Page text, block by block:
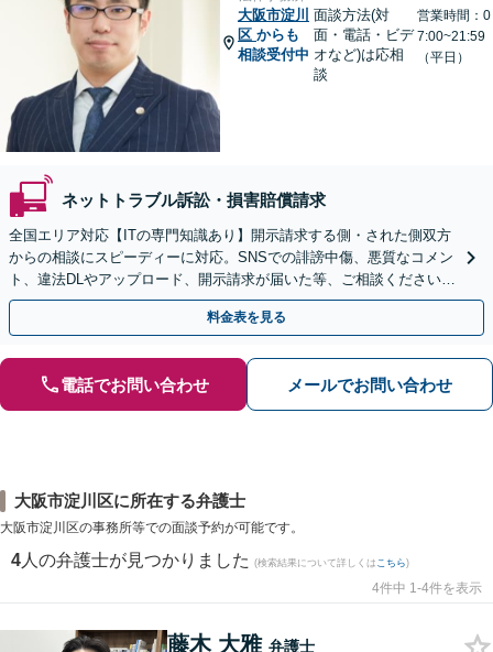
大阪市淀川
区 からも
相談受付中
面談方法(対
面・電話・ビデ
オなど)は応相
談
営業時間：0
7:00~21:59
（平日）
ネットトラブル訴訟・損害賠償請求
全国エリア対応【ITの専門知識あり】開示請求する側・された側双方
からの相談にスピーディーに対応。SNSでの誹謗中傷、悪質なコメン
ト、違法DLやアップロード、開示請求が届いた等、ご相談ください
【WEB面談OK&解決実績豊富】【千葉中央駅4分】
料金表を見る
電話でお問い合わせ メールでお問い合わせ
大阪市淀川区に所在する弁護士
大阪市淀川区の事務所等での面談予約が可能です。
4 人の弁護士が見つかりました (検索結果について詳しくは こちら)
4件中 1-4件を表示
藤木 大雅 弁護士